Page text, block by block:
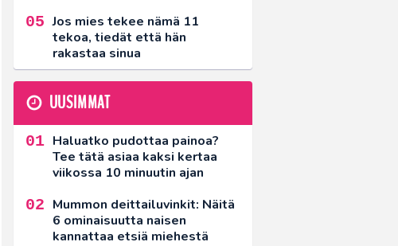
Jos mies tekee nämä 11
tekoa, tiedät että hän
rakastaa sinua
UUSIMMAT
Haluatko pudottaa painoa?
Tee tätä asiaa kaksi kertaa
viikossa 10 minuutin ajan
Mummon deittailuvinkit: Näitä
6 ominaisuutta naisen
kannattaa etsiä miehestä